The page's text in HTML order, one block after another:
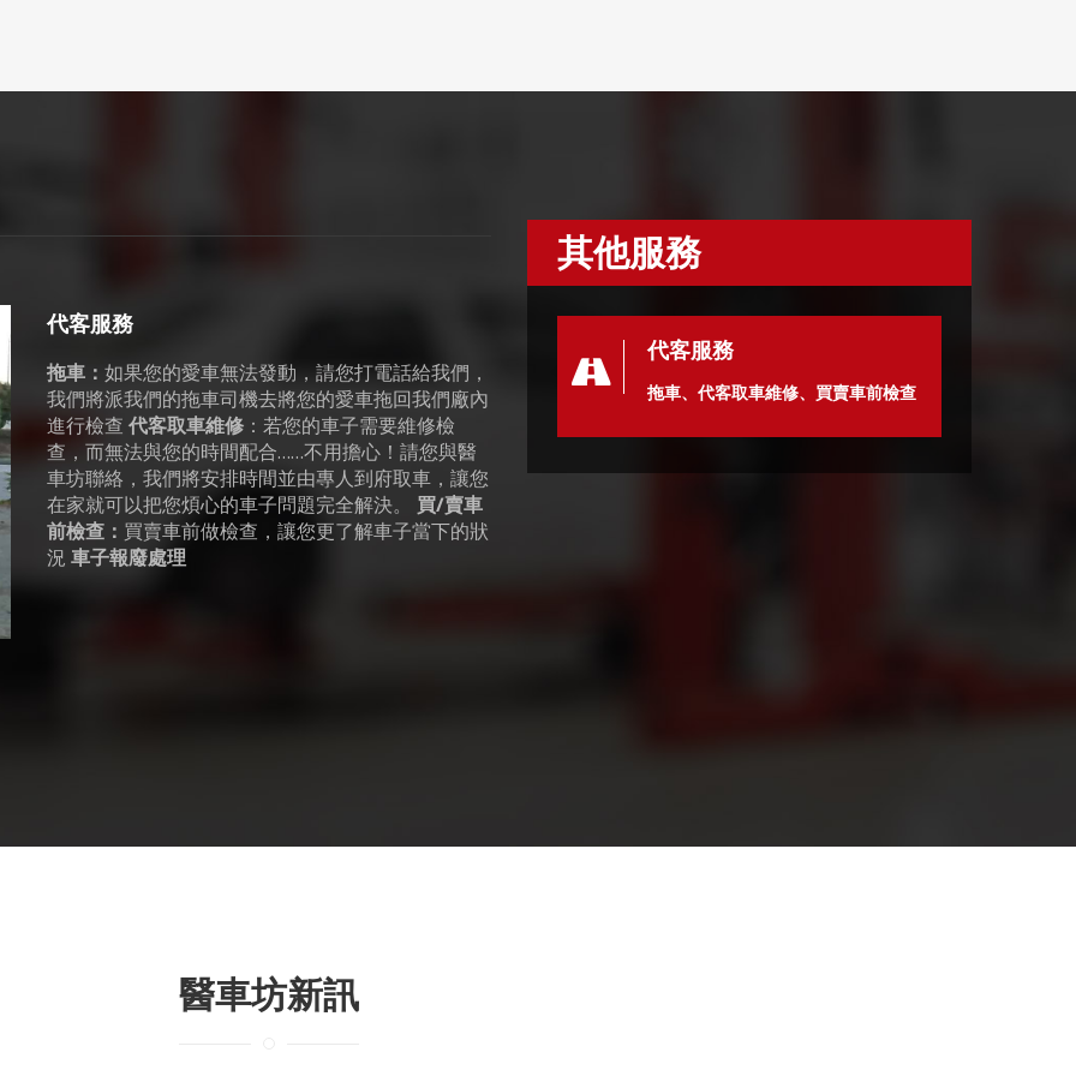
代客服務
拖車： 如果您的愛車無法發動，請您打電話給我們，
我們將派我們的拖車司機去將您的愛車拖回我們廠內
進行檢查 代客取車維修 ：若您的車子需要維修檢
查，而無法與您的時間配合……不用擔心！請您與醫
車坊聯絡，我們將安排時間並由專人到府取車，讓您
在家就可以把您煩心的車子問題完全解決。 買∕賣車
前檢查： 買賣車前做檢查，讓您更了解車子當下的狀
況 車子報廢處理
其他服務
代客服務
拖車、代客取車維修、買賣車前檢查
醫車坊新訊